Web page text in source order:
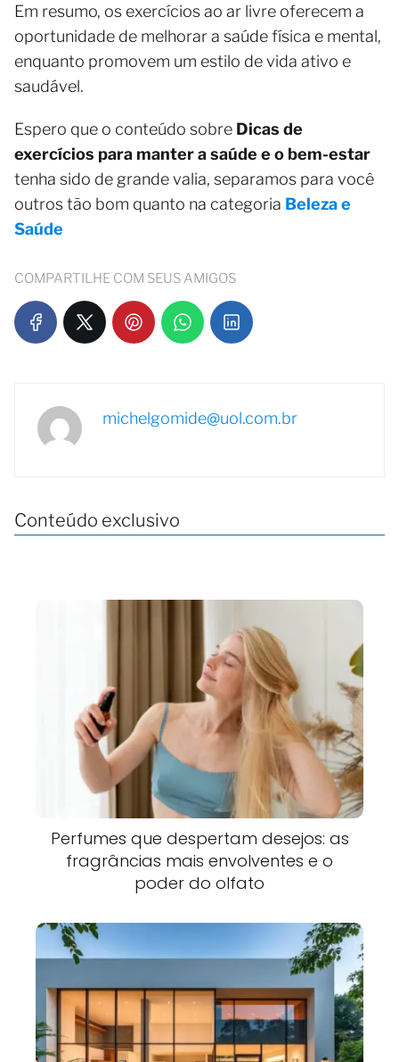
Em resumo, os exercícios ao ar livre oferecem a
oportunidade de melhorar a saúde física e mental,
enquanto promovem um estilo de vida ativo e
saudável.
Espero que o conteúdo sobre Dicas de
exercícios para manter a saúde e o bem-estar
tenha sido de grande valia, separamos para você
outros tão bom quanto na categoria Beleza e
Saúde
COMPARTILHE COM SEUS AMIGOS
michelgomide@uol.com.br
Conteúdo exclusivo
Perfumes que despertam desejos: as
fragrâncias mais envolventes e o
poder do olfato